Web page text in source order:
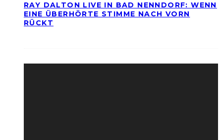
RAY DALTON LIVE IN BAD NENNDORF: WENN
EINE ÜBERHÖRTE STIMME NACH VORN
RÜCKT